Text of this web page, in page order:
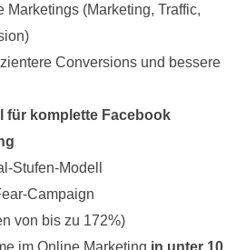
Marketings (Marketing, Traffic,
Conversions und bessere
für komplette Facebook
Stufen-Modell
Campaign
von bis zu 172%)
im Online Marketing in unter 10